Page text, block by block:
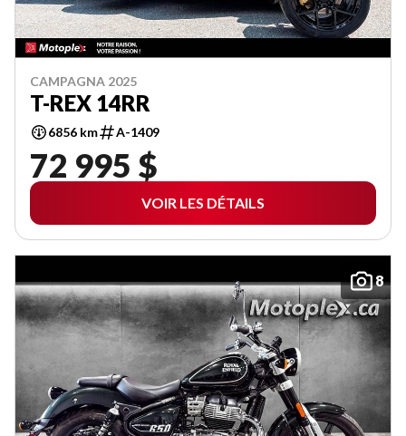
CAMPAGNA 2025
T-REX 14RR
6856 km A-1409
72 995 $
VOIR LES DÉTAILS
8